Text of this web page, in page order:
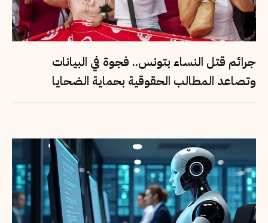
جرائم قتل النساء بتونس.. فجوة في البيانات
وتصاعد المطالب الحقوقية بحماية الضحايا